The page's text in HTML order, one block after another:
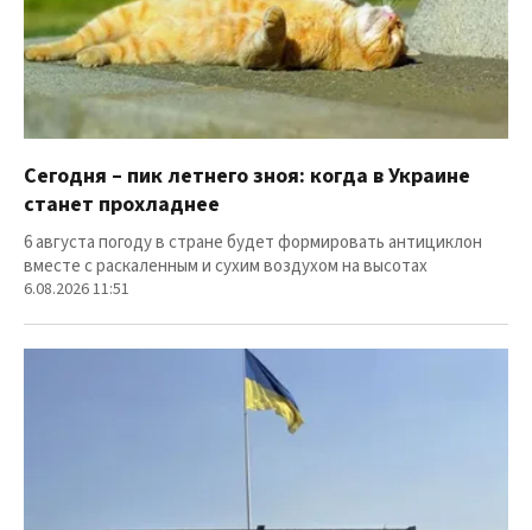
Сегодня – пик летнего зноя: когда в Украине
станет прохладнее
6 августа погоду в стране будет формировать антициклон
вместе с раскаленным и сухим воздухом на высотах
6.08.2026 11:51